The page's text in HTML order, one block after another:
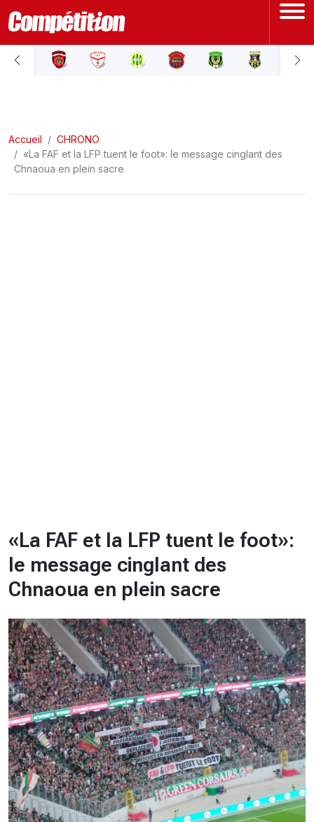
ACCUEIL
LIGUE 2
COUPE D'ALGÉRIE
Accueil
CHRONO
«La FAF et la LFP tuent le foot»: le message cinglant des
Chnaoua en plein sacre
«La FAF et la LFP tuent le foot»:
le message cinglant des
Chnaoua en plein sacre